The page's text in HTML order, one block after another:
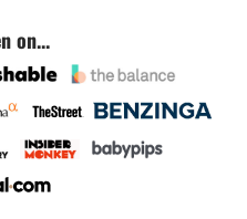
on...